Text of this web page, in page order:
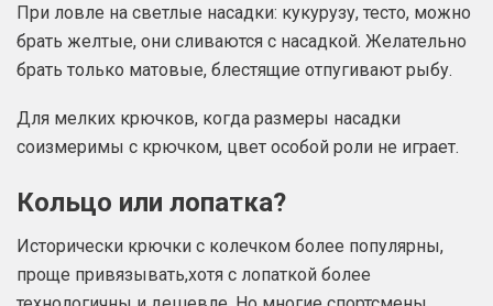
При ловле на светлые насадки: кукурузу, тесто, можно
брать желтые, они сливаются с насадкой. Желательно
брать только матовые, блестящие отпугивают рыбу.
Для мелких крючков, когда размеры насадки
соизмеримы с крючком, цвет особой роли не играет.
Кольцо или лопатка?
Исторически крючки с колечком более популярны,
проще привязывать,хотя с лопаткой более